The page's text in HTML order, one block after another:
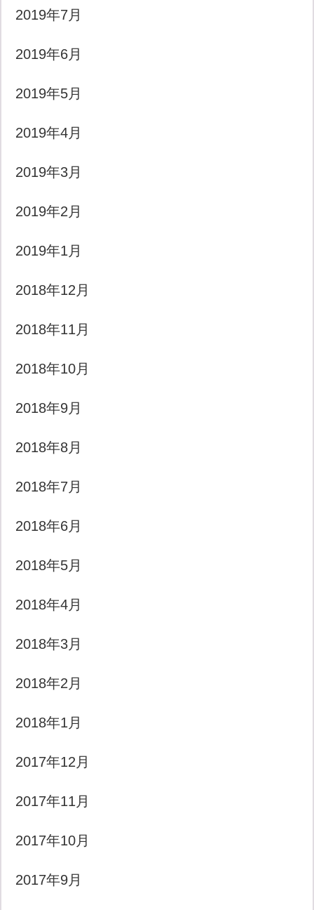
2019年7月
2019年6月
2019年5月
2019年4月
2019年3月
2019年2月
2019年1月
2018年12月
2018年11月
2018年10月
2018年9月
2018年8月
2018年7月
2018年6月
2018年5月
2018年4月
2018年3月
2018年2月
2018年1月
2017年12月
2017年11月
2017年10月
2017年9月